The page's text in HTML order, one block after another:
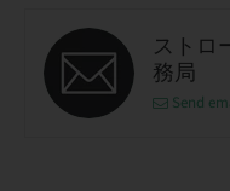
ストロ
務局
Send